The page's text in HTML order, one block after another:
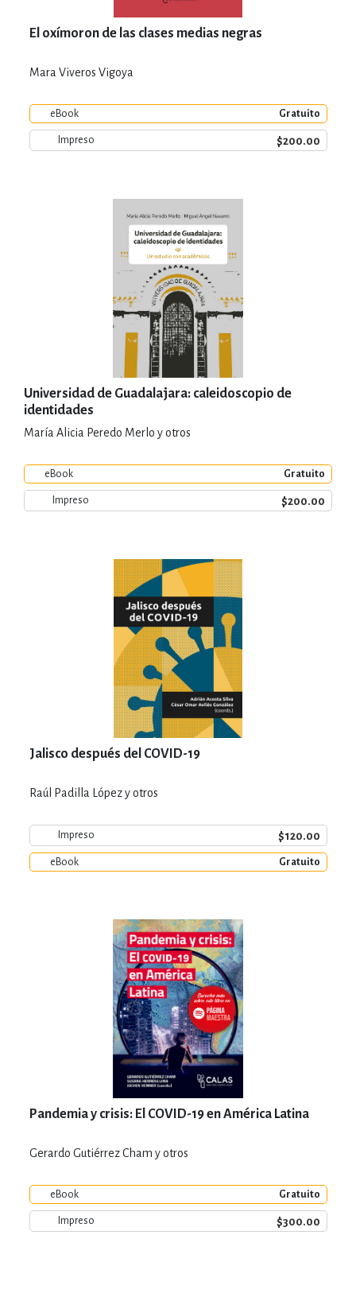
El oxímoron de las clases medias negras
Mara Viveros Vigoya
eBook Gratuito
Impreso $200.00
Universidad de Guadalajara: caleidoscopio de
identidades
María Alicia Peredo Merlo y otros
eBook Gratuito
Impreso $200.00
Jalisco después del COVID-19
Raúl Padilla López y otros
Impreso $120.00
eBook Gratuito
Pandemia y crisis: El COVID-19 en América Latina
Gerardo Gutiérrez Cham y otros
eBook Gratuito
Impreso $300.00